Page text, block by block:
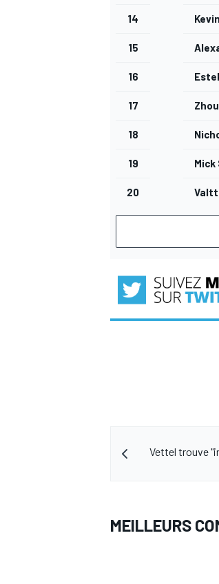
14
15
16
17
18
19
20
Vettel trouve
MEILLEURS